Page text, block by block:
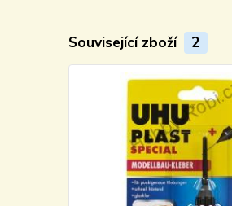
Související zboží 2